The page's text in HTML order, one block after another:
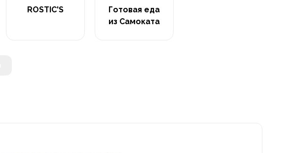
ROSTIC'S
Готовая еда
из Самоката